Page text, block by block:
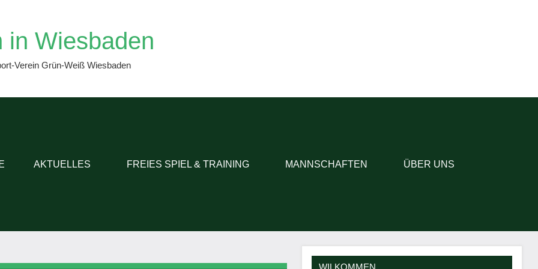
in Wiesbaden
Verein Grün-Weiß Wiesbaden
AKTUELLES FREIES SPIEL & TRAINING MANNSCHAFTEN ÜBER UNS